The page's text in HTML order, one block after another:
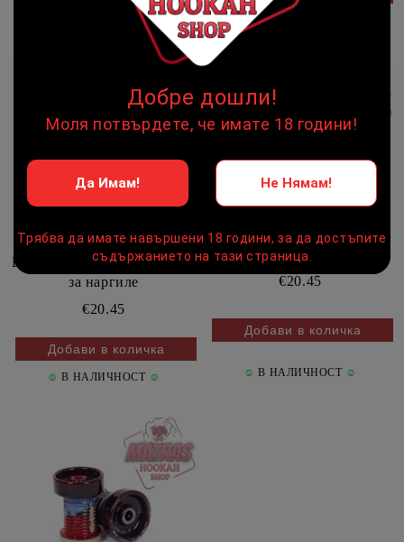
НЯМА НАЛИЧНОСТ☹ ☹ НЯМА НАЛИЧНОСТ
Bengala Tower Gecko Чашка
за наргиле
€20.45
☺ В НАЛИЧНОСТ ☺
Чашка за наргиле
€20.45
☺ В НАЛИЧНОСТ ☺
Добре дошли!
Моля потвърдете, че имате 18 години!
Да Имам! Не Нямам!
Трябва да имате навършени 18 години, за да достъпите
съдържанието на тази страница.